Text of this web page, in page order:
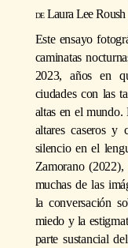
Laura Lee Roush
Este ensayo
caminatas
2023, años en
ciudades con las
altas en el mundo.
altares caseros y
silencio en el
Zamorano
muchas de las
la conversación
miedo y la
parte sustancial